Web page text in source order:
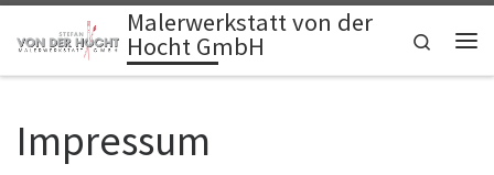
Zum Inhalt springenMalerwerkstatt von der
Hocht GmbH
Search
Impressum